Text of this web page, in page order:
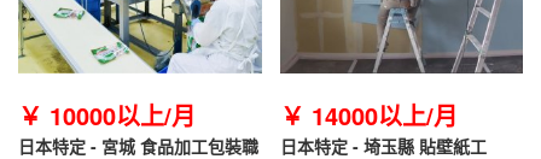
￥ 10000以上/月
日本特定 - 宮城 食品加工包裝職
￥ 14000以上/月
日本特定 - 埼玉縣 貼壁紙工